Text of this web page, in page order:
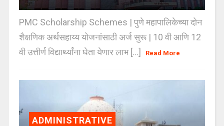
PMC Scholarship Schemes | पुणे महापालिकेच्या दोन
शैक्षणिक अर्थसहाय्य योजनांसाठी अर्ज सुरू | 10 वी आणि 12
वी उत्तीर्ण विद्यार्थ्यांना घेता येणार लाभ [...]
Read More
ADMINISTRATIVE